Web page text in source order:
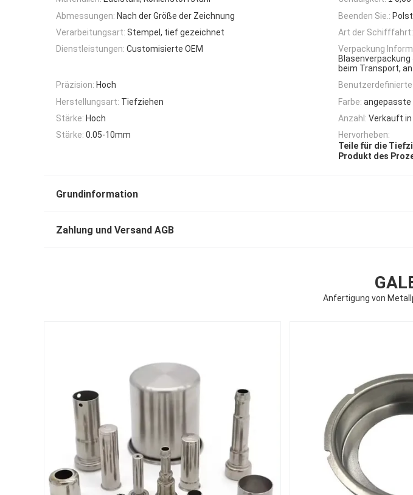
Abmessungen: Nach der Größe der Zeichnung Beenden Sie.:
Verarbeitungsart: Stempel, tief gezeichnet Art der Schifffahrt:
Dienstleistungen: Customisierte OEM
Verpackung
beim Transport,
Präzision: Hoch
Herstellungsart: Tiefziehen Farbe: angepasste
Stärke: Hoch Anzahl: Verkauft
Stärke: 0.05-10mm
Hervorheben:
Teile für die
Produkt des
Grundinformation
Zahlung und Versand AGB
Anfertigung von